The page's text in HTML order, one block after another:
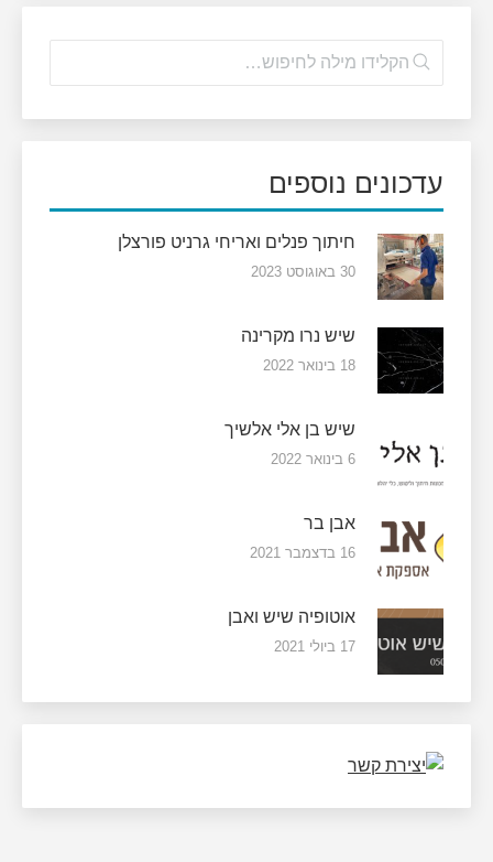
עדכונים נוספים
חיתוך פנלים ואריחי גרניט פורצלן
30 באוגוסט 2023
שיש נרו מקרינה
18 בינואר 2022
שיש בן אלי אלשיך
6 בינואר 2022
אבן בר
16 בדצמבר 2021
אוטופיה שיש ואבן
17 ביולי 2021